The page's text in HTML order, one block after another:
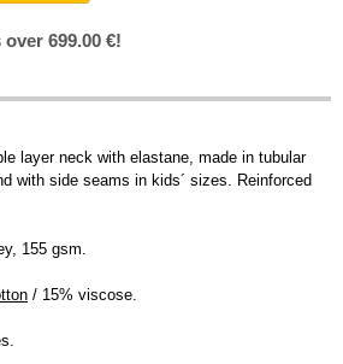
699.00 €!
layer neck with elastane, made in tubular
with side seams in kids´ sizes. Reinforced
155 gsm.
/ 15% viscose.